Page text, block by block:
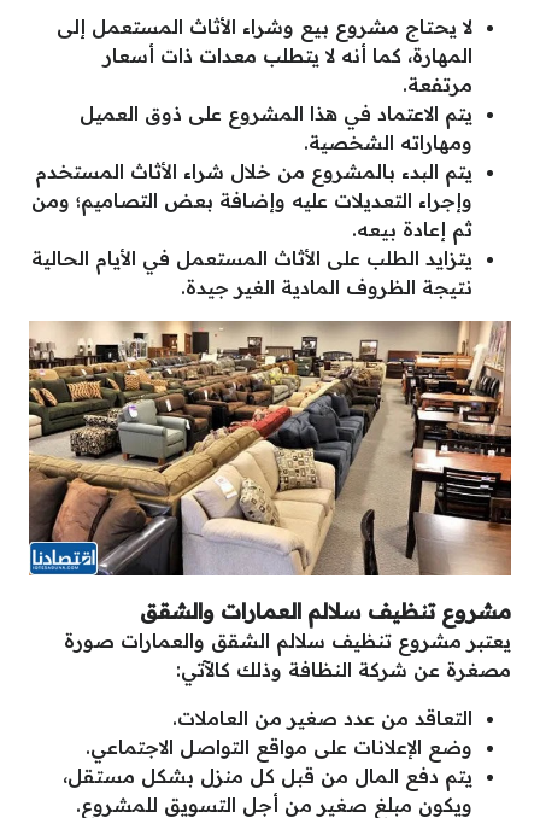
لا يحتاج مشروع بيع وشراء الأثاث المستعمل إلى
المهارة، كما أنه لا يتطلب معدات ذات أسعار
مرتفعة.
يتم الاعتماد في هذا المشروع على ذوق العميل
ومهاراته الشخصية.
يتم البدء بالمشروع من خلال شراء الأثاث المستخدم
وإجراء التعديلات عليه وإضافة بعض التصاميم؛ ومن
ثم إعادة بيعه.
يتزايد الطلب على الأثاث المستعمل في الأيام الحالية
نتيجة الظروف المادية الغير جيدة.
مشروع تنظيف سلالم العمارات والشقق
يعتبر مشروع تنظيف سلالم الشقق والعمارات صورة
مصغرة عن شركة النظافة وذلك كالآتي:
التعاقد من عدد صغير من العاملات.
وضع الإعلانات على مواقع التواصل الاجتماعي.
يتم دفع المال من قبل كل منزل بشكل مستقل،
ويكون مبلغ صغير من أجل التسويق للمشروع.